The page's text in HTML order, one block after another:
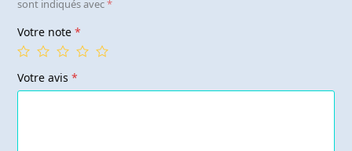
sont indiqués avec*
Votre note*
Votre avis*